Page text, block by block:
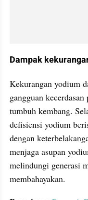
Dampak
Kekurangan yodium
gangguan
tumbuh kembang.
defisiensi yodium
dengan
menjaga asupan
melindungi generasi
membahayakan.